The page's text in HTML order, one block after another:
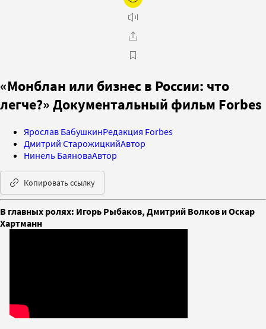
«Монблан или бизнес в России: что
легче?» Документальный фильм Forbes
Ярослав БабушкинРедакция Forbes
Дмитрий СтарожицкийАвтор
Нинель БаяноваАвтор
Копировать ссылку
В главных ролях: Игорь Рыбаков, Дмитрий Волков и Оскар
Хартманн